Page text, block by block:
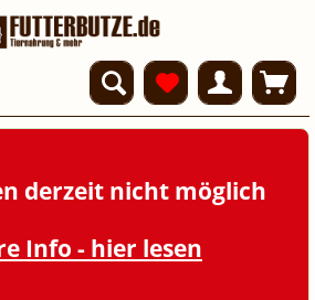
derzeit nicht möglich
Info - hier lesen